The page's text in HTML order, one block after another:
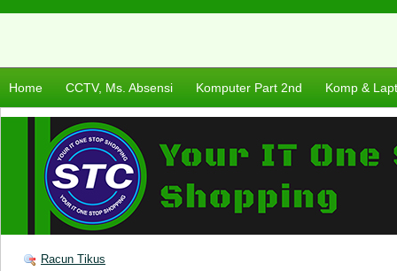
Home CCTV, Ms. Absensi Komputer Part 2nd Komp &
Racun Tikus